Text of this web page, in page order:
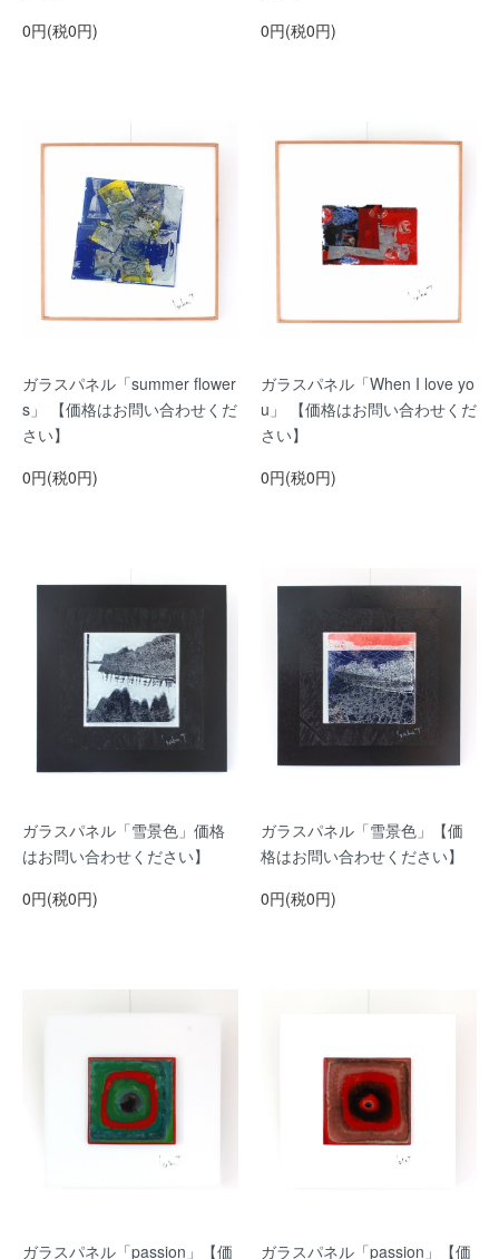
0円(税0円)
0円(税0円)
ガラスパネル「summer flower
s」 【価格はお問い合わせくだ
さい】
0円(税0円)
ガラスパネル「When I love yo
u」 【価格はお問い合わせくだ
さい】
0円(税0円)
ガラスパネル「雪景色」価格
はお問い合わせください】
0円(税0円)
ガラスパネル「雪景色」【価
格はお問い合わせください】
0円(税0円)
ガラスパネル「passion」【価 ガラスパネル「passion」【価